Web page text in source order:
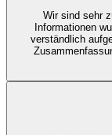
Wir sind sehr
Informationen
verständlich